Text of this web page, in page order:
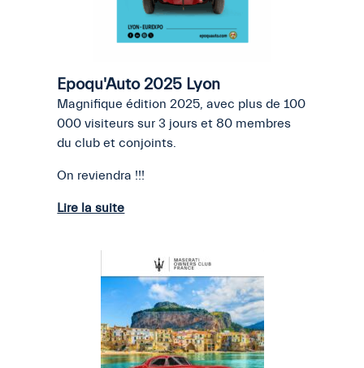
Epoqu'Auto 2025 Lyon
Magnifique édition 2025, avec plus de 100
000 visiteurs sur 3 jours et 80 membres
du club et conjoints.
On reviendra !!!
Lire la suite